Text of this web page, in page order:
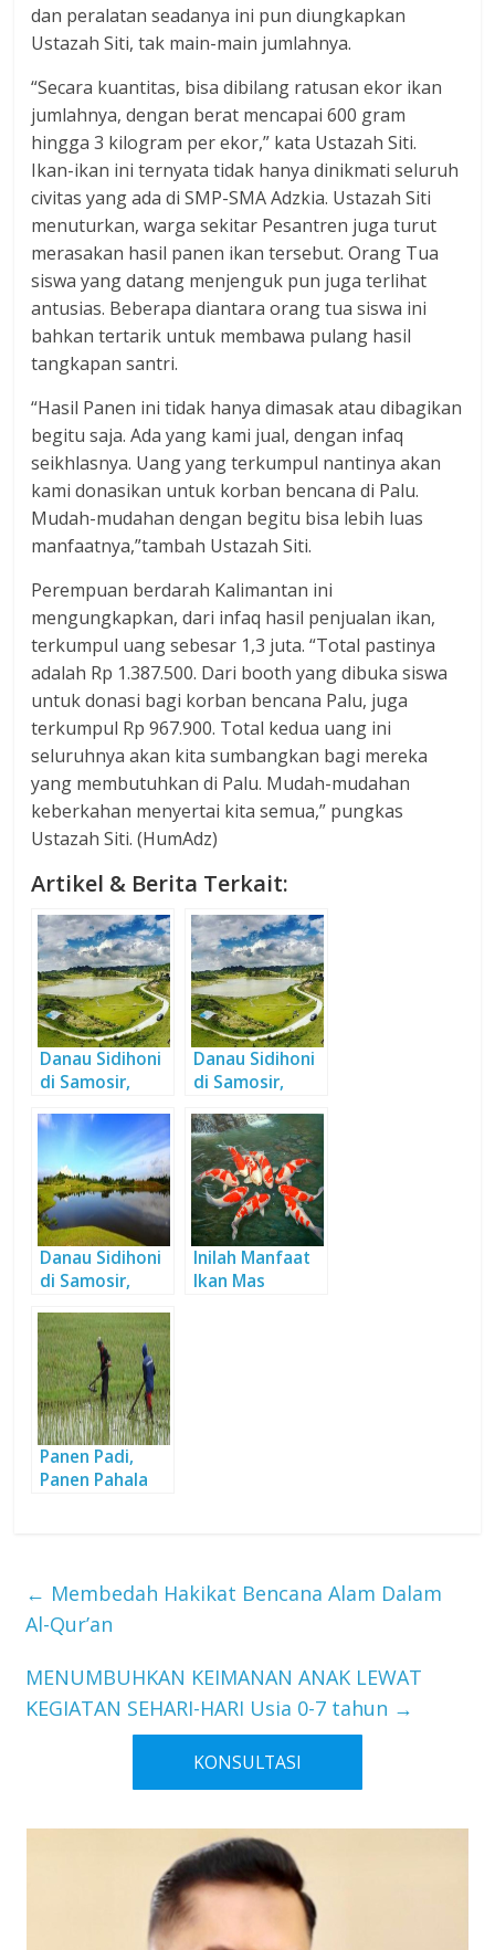
dan peralatan seadanya ini pun diungkapkan
Ustazah Siti, tak main-main jumlahnya.
“Secara kuantitas, bisa dibilang ratusan ekor ikan
jumlahnya, dengan berat mencapai 600 gram
hingga 3 kilogram per ekor,” kata Ustazah Siti.
Ikan-ikan ini ternyata tidak hanya dinikmati seluruh
civitas yang ada di SMP-SMA Adzkia. Ustazah Siti
menuturkan, warga sekitar Pesantren juga turut
merasakan hasil panen ikan tersebut. Orang Tua
siswa yang datang menjenguk pun juga terlihat
antusias. Beberapa diantara orang tua siswa ini
bahkan tertarik untuk membawa pulang hasil
tangkapan santri.
“Hasil Panen ini tidak hanya dimasak atau dibagikan
begitu saja. Ada yang kami jual, dengan infaq
seikhlasnya. Uang yang terkumpul nantinya akan
kami donasikan untuk korban bencana di Palu.
Mudah-mudahan dengan begitu bisa lebih luas
manfaatnya,”tambah Ustazah Siti.
Perempuan berdarah Kalimantan ini
mengungkapkan, dari infaq hasil penjualan ikan,
terkumpul uang sebesar 1,3 juta. “Total pastinya
adalah Rp 1.387.500. Dari booth yang dibuka siswa
untuk donasi bagi korban bencana Palu, juga
terkumpul Rp 967.900. Total kedua uang ini
seluruhnya akan kita sumbangkan bagi mereka
yang membutuhkan di Palu. Mudah-mudahan
keberkahan menyertai kita semua,” pungkas
Ustazah Siti. (HumAdz)
Artikel & Berita Terkait:
Danau Sidihoni
di Samosir,
Kemolekan dan
Misteri
Danau Sidihoni
di Samosir,
Kemolekan dan
Misteri
Danau Sidihoni
di Samosir,
Kemolekan dan
Misteri
Inilah Manfaat
Ikan Mas
Panen Padi,
Panen Pahala
← Membedah Hakikat Bencana Alam Dalam
Al-Qur’an
MENUMBUHKAN KEIMANAN ANAK LEWAT
KEGIATAN SEHARI-HARI Usia 0-7 tahun →
KONSULTASI